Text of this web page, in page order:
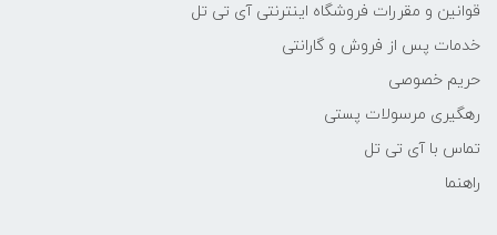
قوانین و مقررات فروشگاه اینترنتی آی تی تل
خدمات پس از فروش و گارانتی
حریم خصوصی
رهگیری مرسولات پستی
تماس با آی تی تل
راهنما